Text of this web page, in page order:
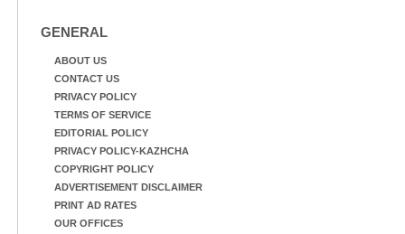
GENERAL
ABOUT US
CONTACT US
PRIVACY POLICY
TERMS OF SERVICE
EDITORIAL POLICY
PRIVACY POLICY-KAZHCHA
COPYRIGHT POLICY
ADVERTISEMENT DISCLAIMER
PRINT AD RATES
OUR OFFICES